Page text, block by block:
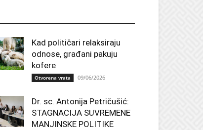
Kad političari relaksiraju
odnose, građani pakuju
kofere
Otvorena vrata 09/06/2026
Dr. sc. Antonija Petričušić:
STAGNACIJA SUVREMENE
MANJINSKE POLITIKE